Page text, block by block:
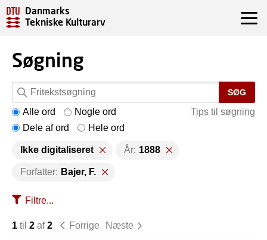
Danmarks
Tekniske Kulturarv
Søgning
SØG
Tips til søgning
Alle ord
Nogle ord
Dele af ord
Hele ord
Ikke digitaliseret År: 1888
Forfatter: Bajer, F.
Filtre...
1 til 2 af2 Forrige
Næste